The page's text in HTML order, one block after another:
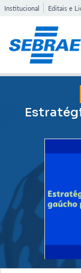
Institucional Editais e